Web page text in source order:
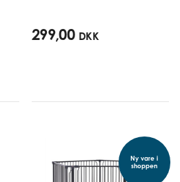
299,00 DKK
Ny vare i
shoppen